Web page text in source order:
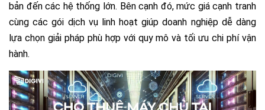
bản đến các hệ thống lớn. Bên cạnh đó, mức giá cạnh tranh
cùng các gói dịch vụ linh hoạt giúp doanh nghiệp dễ dàng
lựa chọn giải pháp phù hợp với quy mô và tối ưu chi phí vận
hành.